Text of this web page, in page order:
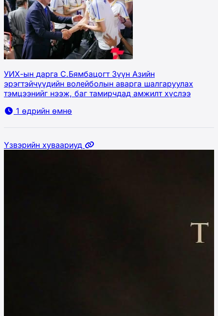
УИХ-ын дарга С.Бямбацогт Зүүн Азийн
эрэгтэйчүүдийн волейболын аварга шалгаруулах
тэмцээнийг нээж, баг тамирчдад амжилт хүслээ
1 өдрийн өмнө
Үзвэрийн хуваариуд